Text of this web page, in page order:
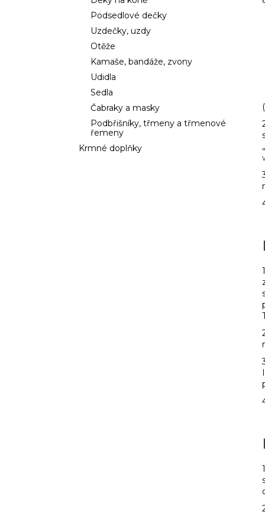
Podsedlové dečky
Uzdečky, uzdy
Otěže
Kamaše, bandáže, zvony
Udidla
Sedla
Čabraky a masky
Podbřišníky, třmeny a třmenové
řemeny
Krmné doplňky